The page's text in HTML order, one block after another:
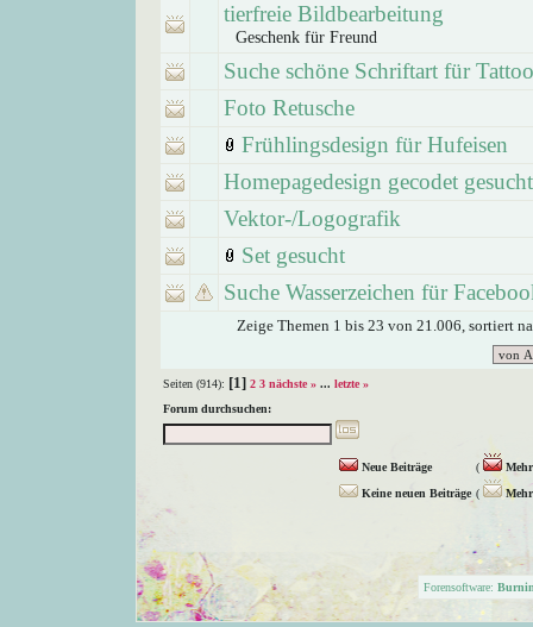
tierfreie Bildbearbeitung
Geschenk für Freund
Suche schöne Schriftart für Tattoo
Foto Retusche
Frühlingsdesign für Hufeisen
Homepagedesign gecodet gesucht
Vektor-/Logografik
Set gesucht
Suche Wasserzeichen für
Zeige Themen 1 bis 23 von 21.006, sortiert
Seiten (914): [1] 2 3 nächste » ... letzte »
Forum durchsuchen:
Neue Beiträge (
Keine neuen Beiträge (
Forensoftware: